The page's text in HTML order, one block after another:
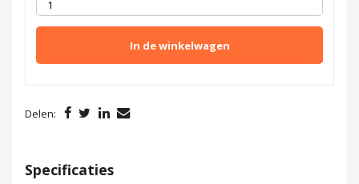
In de winkelwagen
Delen:
Specificaties